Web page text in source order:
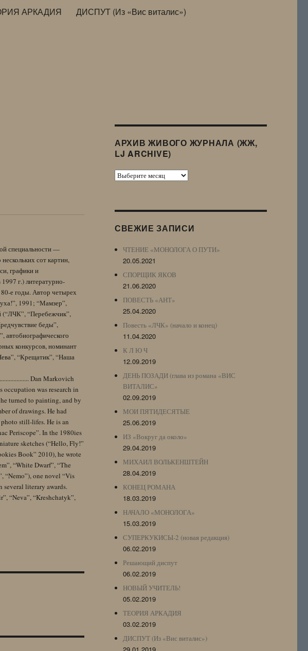
АРКАДИЯ ДИСПУТ (Из «Вис виталис»)
специальности —
сот картин,
графики и
г.) литературно-
80-е годы. Автор четырех
1991; “Мамзер”,
(“ЛЧК”, “Перебежчик”,
беды”,
конкурсов, номинант
“Крещатик”, “Наша
Dan Markovich
was research in
turned to painting, and by
of drawings. He had
still-lifes. He is an
Periscope”. In the 1980ies
sketches (“Hello, Fly!”
Book” 2010), he wrote
“White Dwarf”, “The
“Nemo”), one novel “Vis
literary awards.
“Neva”, “Kreshchatyk”,
АРХИВ ЖИВОГО ЖУРНАЛА (ЖЖ,
LJ ARCHIVE)
Архив
Archive)
СВЕЖИЕ ЗАПИСИ
ЧТЕНИЕ «МОНОЛОГА О ПУТИ»
20.05.2021
СПОРЩИК ЯКОВ
21.06.2020
ПОВЕСТЬ «АНТ»
25.04.2020
Повесть «ЛЧК» (начало и конец)
11.04.2020
К Л Ю Ч
12.09.2019
ДЕНЬ ПОЗАДИ (глава из романа «ВИС
ВИТАЛИС»
02.09.2019
МОИ ПЯТИДЕСЯТЫЕ
25.06.2019
ИЗ «Вокруг да около»
29.04.2019
МИХАИЛ ВОЛЬКЕНШТЕЙН
28.04.2019
КОНЕЦ РОМАНА
18.03.2019
НАЧАЛО «МОНОЛОГА»
15.03.2019
СУПЕРКУКИСЫ-2 (новая редакция)
06.02.2019
Решающий диспут
06.02.2019
НОВЫЙ УЧИТЕЛЬ!
05.02.2019
ТЕОРИЯ АРКАДИЯ
03.02.2019
ДИСПУТ (Из «Вис виталис»)